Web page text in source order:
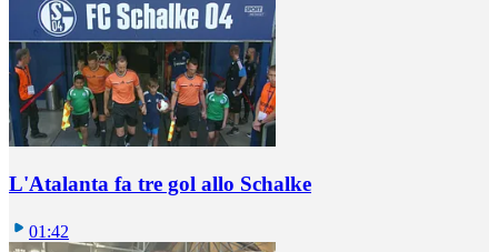
L'Atalanta fa tre gol allo Schalke
01:42